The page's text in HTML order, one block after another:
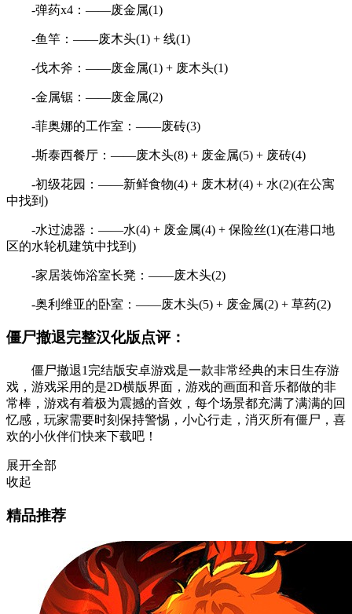
-弹药x4：——废金属(1)
-鱼竿：——废木头(1) + 线(1)
-伐木斧：——废金属(1) + 废木头(1)
-金属锯：——废金属(2)
-菲奥娜的工作室：——废砖(3)
-斯泰西餐厅：——废木头(8) + 废金属(5) + 废砖(4)
-初级花园：——新鲜食物(4) + 废木材(4) + 水(2)(在公寓
中找到)
-水过滤器：——水(4) + 废金属(4) + 保险丝(1)(在港口地
区的水轮机建筑中找到)
-家居装饰浴室长凳：——废木头(2)
-奥利维亚的卧室：——废木头(5) + 废金属(2) + 草药(2)
僵尸撤退完整汉化版点评：
僵尸撤退1完结版安卓游戏是一款非常经典的末日生存游
戏，游戏采用的是2D横版界面，游戏的画面和音乐都做的非
常棒，游戏有着极为震撼的音效，每个场景都充满了满满的回
忆感，玩家需要时刻保持警惕，小心行走，消灭所有僵尸，喜
欢的小伙伴们快来下载吧！
展开全部
收起
精品推荐